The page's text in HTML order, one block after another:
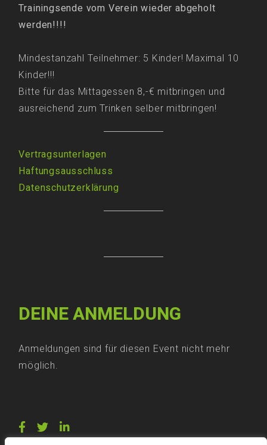
Trainingsende vom Verein wieder abgeholt
werden!!!!
Mindestanzahl Teilnehmer: 5 Kinder! Maximal 10
Kinder!!!
Bitte für das Mittagessen 8,-€ mitbringen und
ausreichend zum Trinken selber mitbringen!
Vertragsunterlagen
Haftungsausschluss
Datenschutzerklärung
DEINE ANMELDUNG
Anmeldungen sind für diesen Event nicht mehr
möglich.